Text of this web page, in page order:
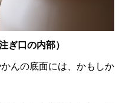
ぎ口の内部）
んの底面には、かもしか